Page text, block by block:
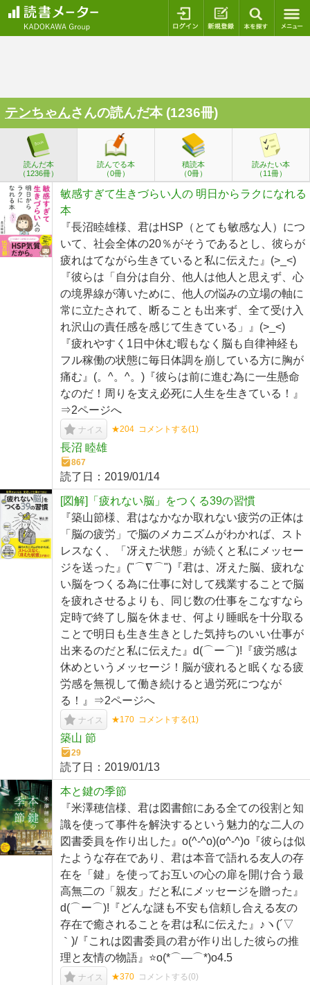
ログイン 新規登録
テンちゃんさんの読んだ本 (1236冊)
読んだ本
（1236冊）
読んでる本
（0冊）
積読本
（0冊）
読みたい本
（11冊）
敏感すぎて生きづらい人の 明日からラクになれる
本
『長沼睦雄様、君はHSP（とても敏感な人）につ
いて、社会全体の20％がそうであるとし、彼らが
疲れはてながら生きていると私に伝えた』(>_<)
『彼らは「自分は自分、他人は他人と思えず、心
の境界線が薄いために、他人の悩みの立場の軸に
常に立たされて、断ることも出来ず、全て受け入
れ沢山の責任感を感じて生きている」』(>_<)
『疲れやすく1日中休む暇もなく脳も自律神経も
フル稼働の状態に毎日体調を崩している方に胸が
痛む』(。^。^。)『彼らは前に進む為に一生懸命
なのだ！周りを支え必死に人生を生きている！』
⇒2ページへ
ナイス ★204 コメントする(1)
長沼 睦雄
867
読了日： 2019/01/14
[図解]「疲れない脳」をつくる39の習慣
『築山節様、君はなかなか取れない疲労の正体は
「脳の疲労」で脳のメカニズムがわかれば、スト
レスなく、「冴えた状態」が続くと私にメッセー
ジを送った』("⌒∇⌒")『君は、冴えた脳、疲れな
い脳をつくる為に仕事に対して残業することで脳
を疲れさせるよりも、同じ数の仕事をこなすなら
定時で終了し脳を休ませ、何より睡眠を十分取る
ことで明日も生き生きとした気持ちのいい仕事が
出来るのだと私に伝えた』d(⌒ー⌒)!『疲労感は
休めというメッセージ！脳が疲れると眠くなる疲
労感を無視して働き続けると過労死につなが
る！』⇒2ページへ
ナイス ★170 コメントする(1)
築山 節
29
読了日： 2019/01/13
本と鍵の季節
『米澤穂信様、君は図書館にある全ての役割と知
識を使って事件を解決するという魅力的な二人の
図書委員を作り出した』o(^-^o)(o^-^)o『彼らは似
たような存在であり、君は本音で語れる友人の存
在を「鍵」を使ってお互いの心の扉を開け合う最
高無二の「親友」だと私にメッセージを贈った』
d(⌒ー⌒)!『どんな謎も不安も信頼し合える友の
存在で癒されることを君は私に伝えた』♪ヽ(´▽
｀)/『これは図書委員の君が作り出した彼らの推
理と友情の物語』⭐️o(*⌒―⌒*)o4.5
ナイス ★370 コメントする(0)